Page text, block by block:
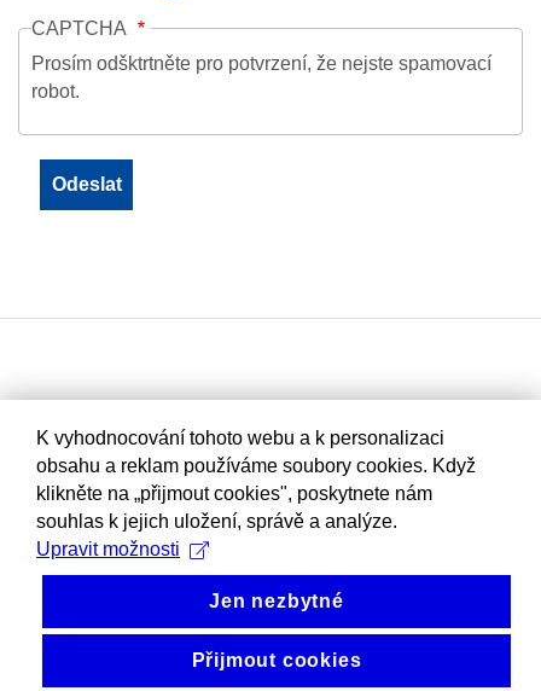
CAPTCHA
Prosím odšktrtněte pro potvrzení, že nejste spamovací
robot.
K vyhodnocování tohoto webu a k personalizaci
obsahu a reklam používáme soubory cookies. Když
klikněte na „přijmout cookies", poskytnete nám
souhlas k jejich uložení, správě a analýze.
Upravit možnosti
Jen nezbytné
Přijmout cookies